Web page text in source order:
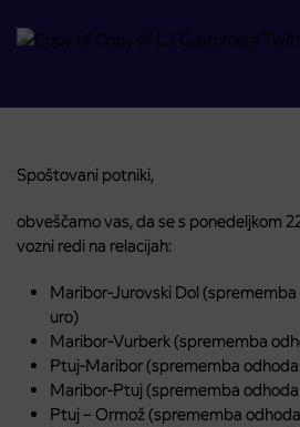
Spoštovani potniki,
obveščamo vas, da se s ponedeljkom
vozni redi na relacijah:
Maribor-Jurovski Dol (sprememba
uro)
Maribor-Vurberk (sprememba
Ptuj-Maribor (sprememba
Maribor-Ptuj (sprememba
Ptuj – Ormož (sprememba